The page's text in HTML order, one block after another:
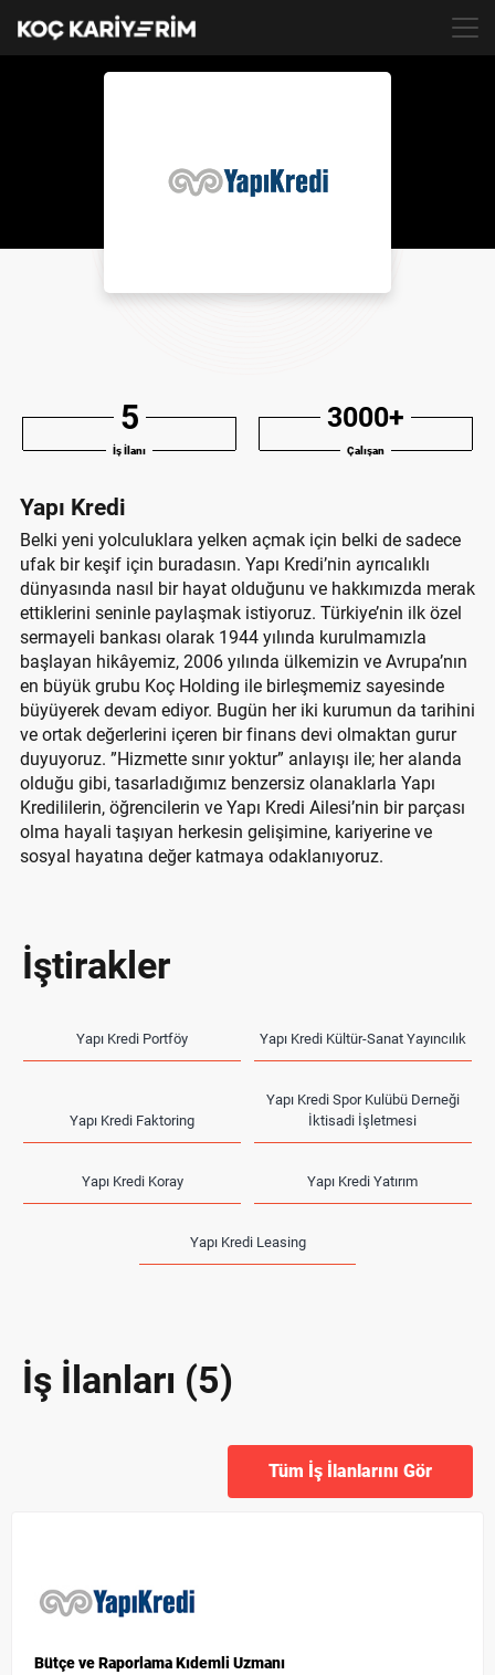
5
İş İlanı
3000+
Çalışan
Yapı Kredi
Belki yeni yolculuklara yelken açmak için belki de sadece
ufak bir keşif için buradasın. Yapı Kredi’nin ayrıcalıklı
dünyasında nasıl bir hayat olduğunu ve hakkımızda merak
ettiklerini seninle paylaşmak istiyoruz. Türkiye’nin ilk özel
sermayeli bankası olarak 1944 yılında kurulmamızla
başlayan hikâyemiz, 2006 yılında ülkemizin ve Avrupa’nın
en büyük grubu Koç Holding ile birleşmemiz sayesinde
büyüyerek devam ediyor. Bugün her iki kurumun da tarihini
ve ortak değerlerini içeren bir finans devi olmaktan gurur
duyuyoruz. ”Hizmette sınır yoktur” anlayışı ile; her alanda
olduğu gibi, tasarladığımız benzersiz olanaklarla Yapı
Kredililerin, öğrencilerin ve Yapı Kredi Ailesi’nin bir parçası
olma hayali taşıyan herkesin gelişimine, kariyerine ve
sosyal hayatına değer katmaya odaklanıyoruz.
İştirakler
Yapı Kredi Portföy Yapı Kredi Kültür-Sanat Yayıncılık
Yapı Kredi Faktoring
Yapı Kredi Spor Kulübü Derneği
İktisadi İşletmesi
Yapı Kredi Koray Yapı Kredi Yatırım
Yapı Kredi Leasing
İş İlanları (5)
Tüm İş İlanlarını Gör
Bütçe ve Raporlama Kıdemli Uzmanı